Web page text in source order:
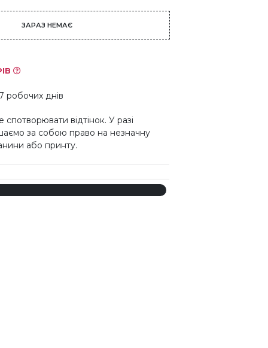
ЗАРАЗ НЕМАЄ
робочих днів
відтінок. У разі
за собою право на незначну
або принту.